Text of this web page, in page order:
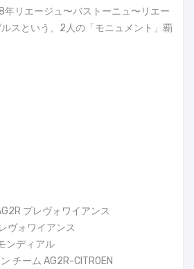
年リエージュ〜バストーニュ〜リエー
スという、2人の「モニュメント」覇
プレヴォワイアンス
ヴォワイアンス
ンディアル
チーム AG2R-CITROEN